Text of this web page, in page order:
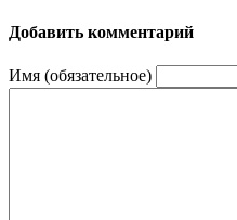
Добавить комментарий
Имя (обязательное)